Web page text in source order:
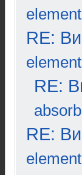
element
RE:
element
RE:
RE:
element